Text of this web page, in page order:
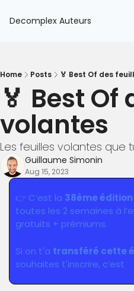
Decomplex Auteurs
Home Posts 🏅 Best Of des
🏅 Best
volantes
Les feuilles volantes
Guillaume Simonin
Aug 15, 2023
👉 C’est la 38ème édition
toutes les 2 semaines à
gratuits + prémiums.
Si on t'a transféré cette
souhaites t'inscrire, c’est